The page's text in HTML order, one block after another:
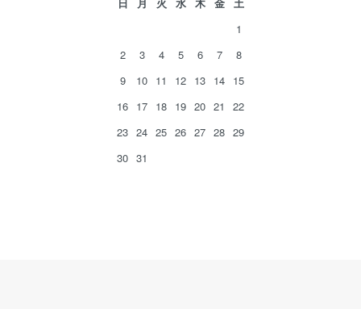
1
2
3 4 5 6 7
8
9
10 11 12 13 14 15
16 17 18 19 20 21
22
23 24 25 26 27 28 29
30 31